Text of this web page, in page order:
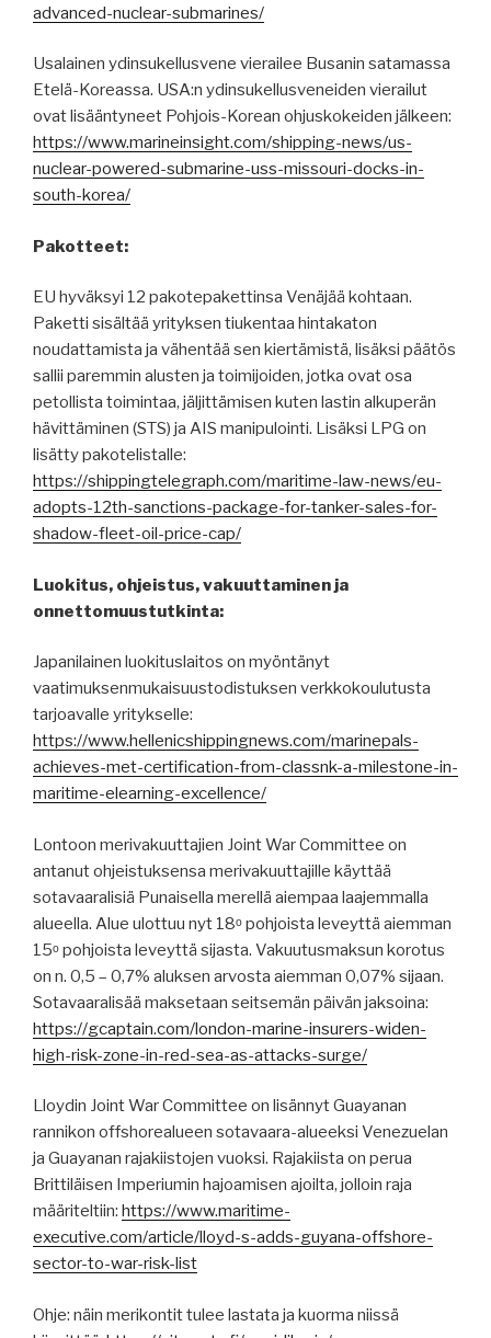
advanced-nuclear-submarines/
Usalainen ydinsukellusvene vierailee Busanin satamassa
Etelä-Koreassa. USA:n ydinsukellusveneiden vierailut
ovat lisääntyneet Pohjois-Korean ohjuskokeiden jälkeen:
https://www.marineinsight.com/shipping-news/us-
nuclear-powered-submarine-uss-missouri-docks-in-
south-korea/
Pakotteet:
EU hyväksyi 12 pakotepakettinsa Venäjää kohtaan.
Paketti sisältää yrityksen tiukentaa hintakaton
noudattamista ja vähentää sen kiertämistä, lisäksi päätös
sallii paremmin alusten ja toimijoiden, jotka ovat osa
petollista toimintaa, jäljittämisen kuten lastin alkuperän
hävittäminen (STS) ja AIS manipulointi. Lisäksi LPG on
lisätty pakotelistalle:
https://shippingtelegraph.com/maritime-law-news/eu-
adopts-12th-sanctions-package-for-tanker-sales-for-
shadow-fleet-oil-price-cap/
Luokitus, ohjeistus, vakuuttaminen ja
onnettomuustutkinta:
Japanilainen luokituslaitos on myöntänyt
vaatimuksenmukaisuustodistuksen verkkokoulutusta
tarjoavalle yritykselle:
https://www.hellenicshippingnews.com/marinepals-
achieves-met-certification-from-classnk-a-milestone-in-
maritime-elearning-excellence/
Lontoon merivakuuttajien Joint War Committee on
antanut ohjeistuksensa merivakuuttajille käyttää
sotavaaralisiä Punaisella merellä aiempaa laajemmalla
alueella. Alue ulottuu nyt 18ᵒ pohjoista leveyttä aiemman
15ᵒ pohjoista leveyttä sijasta. Vakuutusmaksun korotus
on n. 0,5 – 0,7% aluksen arvosta aiemman 0,07% sijaan.
Sotavaaralisää maksetaan seitsemän päivän jaksoina:
https://gcaptain.com/london-marine-insurers-widen-
high-risk-zone-in-red-sea-as-attacks-surge/
Lloydin Joint War Committee on lisännyt Guayanan
rannikon offshorealueen sotavaara-alueeksi Venezuelan
ja Guayanan rajakiistojen vuoksi. Rajakiista on perua
Brittiläisen Imperiumin hajoamisen ajoilta, jolloin raja
määriteltiin: https://www.maritime-
executive.com/article/lloyd-s-adds-guyana-offshore-
sector-to-war-risk-list
Ohje: näin merikontit tulee lastata ja kuorma niissä